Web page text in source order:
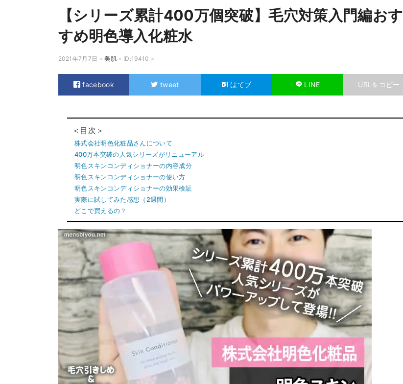
【シリーズ累計400万個突破】毛穴対策入門編おす
すめ明色導入化粧水
2021年7月7日 美肌 ID:19410
facebook tweet はてブ LINE URLをコピー
＜目次＞
株式会社明色化粧品さんについて
400万本突破の人気シリーズがリニューアル
明色スキンコンディショナーの内容成分
明色スキンコンディショナーの使い方
明色スキンコンディショナーの効果検証
実際に試してみた感想（2週間）
どこで買えるの？